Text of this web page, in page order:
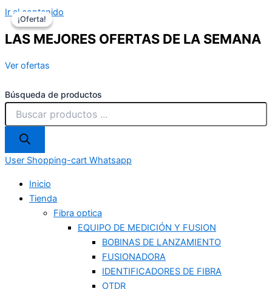
Ir al contenido
LAS MEJORES OFERTAS DE LA SEMANA
Ver ofertas
Búsqueda de productos
User Shopping-cart Whatsapp
Inicio
Tienda
Fibra optica
EQUIPO DE MEDICIÓN Y FUSION
BOBINAS DE LANZAMIENTO
FUSIONADORA
IDENTIFICADORES DE FIBRA
OTDR
¡Oferta!
¡Oferta!